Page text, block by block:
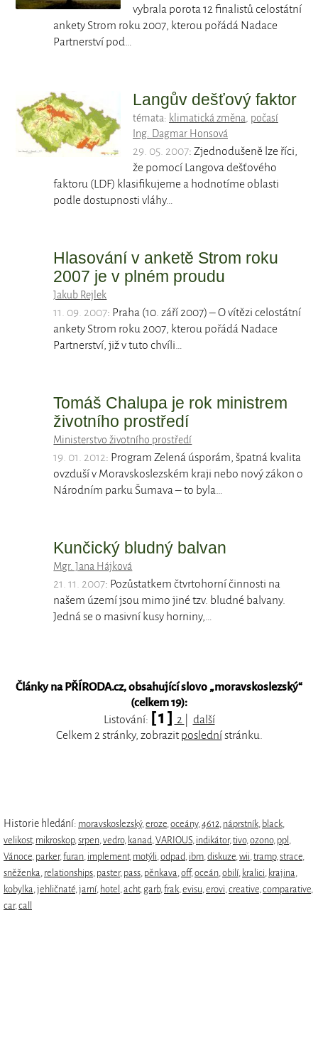
vybrala porota 12 finalistů celostátní
ankety Strom roku 2007, kterou pořádá Nadace
Partnerství pod…
Langův dešťový faktor
témata: klimatická změna, počasí
Ing. Dagmar Honsová
29. 05. 2007: Zjednodušeně lze říci,
že pomocí Langova dešťového
faktoru (LDF) klasifikujeme a hodnotíme oblasti
podle dostupnosti vláhy…
Hlasování v anketě Strom roku
2007 je v plném proudu
Jakub Rejlek
11. 09. 2007: Praha (10. září 2007) – O vítězi celostátní
ankety Strom roku 2007, kterou pořádá Nadace
Partnerství, již v tuto chvíli…
Tomáš Chalupa je rok ministrem
životního prostředí
Ministerstvo životního prostředí
19. 01. 2012: Program Zelená úsporám, špatná kvalita
ovzduší v Moravskoslezském kraji nebo nový zákon o
Národním parku Šumava – to byla…
Kunčický bludný balvan
Mgr. Jana Hájková
21. 11. 2007: Pozůstatkem čtvrtohorní činnosti na
našem území jsou mimo jiné tzv. bludné balvany.
Jedná se o masivní kusy horniny,…
Články na PŘÍRODA.cz, obsahující slovo „moravskoslezský“
(celkem 19):
Listování: [ 1 ] 2
další
Celkem 2 stránky, zobrazitposlednístránku.
Historie hledání: moravskoslezský,eroze,oceány,4612, náprstník, black,
velikost, mikroskop,srpen,vedro, kanad,VARIOUS, indikátor,tivo,ozono, ppl ,
Vánoce, parker,furan, implement, motýli,odpad, ibm,diskuze,wii,tramp,strace,
sněženka, relationships, paster, pass, pěnkava,off,oceán,obilí, kralici, krajina,
kobylka,jehličnaté,jarní, hotel ,acht, garb,frak,evisu,erovi,creative,comparative,
car,call